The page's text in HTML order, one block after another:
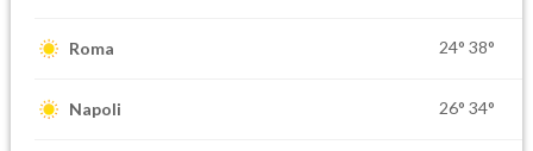
Roma 24° 38°
Napoli 26° 34°